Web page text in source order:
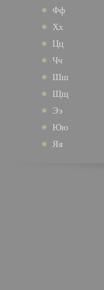
Фф
Хх
Цц
Чч
Шш
Щщ
Ээ
Юю
Яя